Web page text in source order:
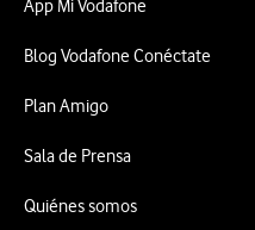
App Mi Vodafone
Blog Vodafone Conéctate
Plan Amigo
Sala de Prensa
Quiénes somos